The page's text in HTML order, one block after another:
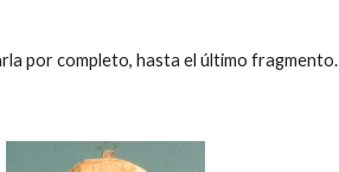
por completo, hasta el último fragmento.